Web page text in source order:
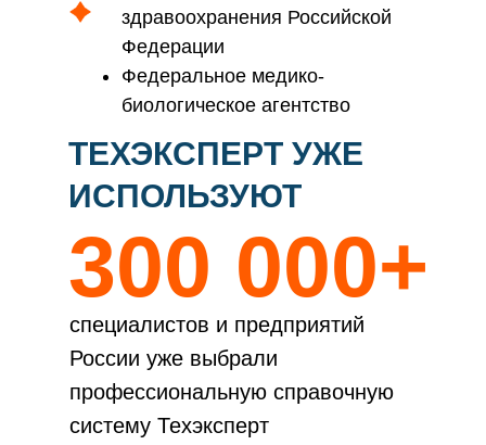
здравоохранения Российской
Федерации
Федеральное медико-
биологическое агентство
ТЕХЭКСПЕРТ УЖЕ
ИСПОЛЬЗУЮТ
300 000+
специалистов и предприятий
России уже выбрали
профессиональную справочную
систему Техэксперт